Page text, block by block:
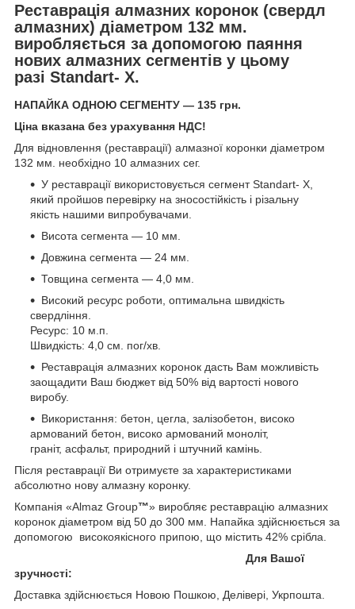
Реставрація алмазних коронок (свердл
алмазних) діаметром 132 мм.
виробляється за допомогою паяння
нових алмазних сегментів у цьому
разі Standart- Х.
НАПАЙКА ОДНОЮ СЕГМЕНТУ — 135 грн.
Ціна вказана без урахування НДС!
Для відновлення (реставрації) алмазної коронки діаметром
132 мм. необхідно 10 алмазних сег.
У реставрації використовується сегмент Standart- Х,
який пройшов перевірку на зносостійкість і різальну
якість нашими випробувачами.
Висота сегмента — 10 мм.
Довжина сегмента — 24 мм.
Товщина сегмента — 4,0 мм.
Високий ресурс роботи, оптимальна швидкість
свердління.
Ресурс: 10 м.п.
Швидкість: 4,0 см. пог/хв.
Реставрація алмазних коронок дасть Вам можливість
заощадити Ваш бюджет від 50% від вартості нового
виробу.
Використання: бетон, цегла, залізобетон, високо
армований бетон, високо армований моноліт,
граніт, асфальт, природний і штучний камінь.
Після реставрації Ви отримуєте за характеристиками
абсолютно нову алмазну коронку.
Компанія «Almaz Group™» виробляє реставрацію алмазних
коронок діаметром від 50 до 300 мм. Напайка здійснюється за
допомогою високоякісного припою, що містить 42% срібла.
Для Вашої
зручності:
Доставка здійснюється Новою Пошкою, Делівері, Укрпошта.